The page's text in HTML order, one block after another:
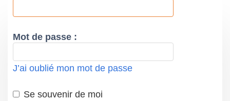
Mot de passe :
J’ai oublié mon mot de passe
Se souvenir de moi